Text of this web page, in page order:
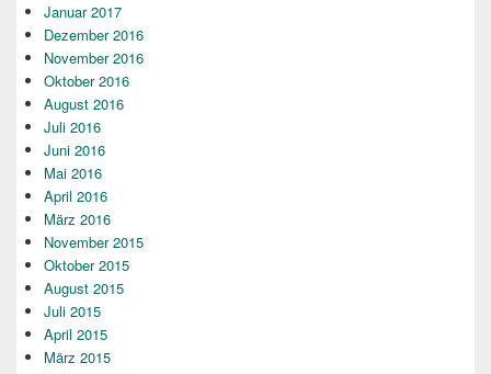
Januar 2017
Dezember 2016
November 2016
Oktober 2016
August 2016
Juli 2016
Juni 2016
Mai 2016
April 2016
März 2016
November 2015
Oktober 2015
August 2015
Juli 2015
April 2015
März 2015